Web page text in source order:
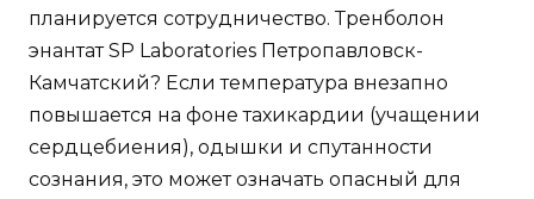
планируется сотрудничество. Тренболон
энантат SP Laboratories Петропавловск-
Камчатский? Если температура внезапно
повышается на фоне тахикардии (учащении
сердцебиения), одышки и спутанности
сознания, это может означать опасный для